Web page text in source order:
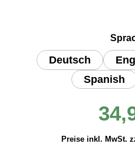
Preise inkl. MwSt.
Deutsch
Spanish